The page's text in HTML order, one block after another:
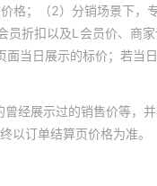
格；（2）分销场景下
折扣以及L会员价、商
当日展示的标价；若当
经展示过的销售价等，并
以订单结算页价格为准。